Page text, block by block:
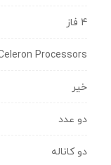
4 فاز
Processors
خیر
دو عدد
دو کاناله